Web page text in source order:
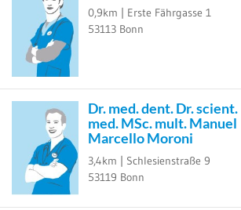
0,9km | Erste Fährgasse 1
53113 Bonn
Dr. med. dent. Dr. scient.
med. MSc. mult. Manuel
Marcello Moroni
3,4km | Schlesienstraße 9
53119 Bonn